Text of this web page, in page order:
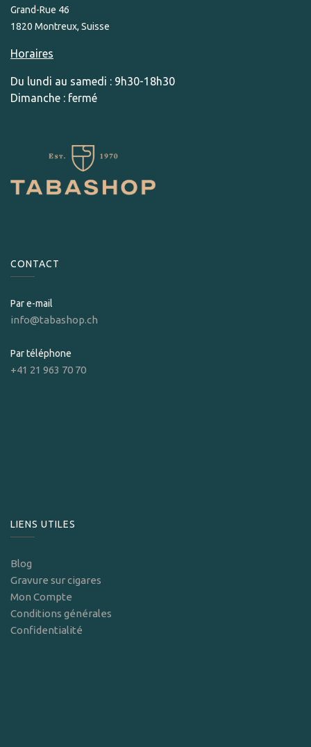
Grand-Rue 46
1820 Montreux, Suisse
Horaires
Du lundi au samedi : 9h30-18h30
Dimanche : fermé
CONTACT
Par e-mail
info@tabashop.ch
Par téléphone
+41 21 963 70 70
LIENS UTILES
Blog
Gravure sur cigares
Mon Compte
Conditions générales
Confidentialité